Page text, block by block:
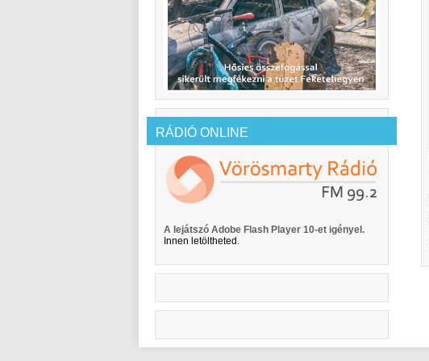
RÁDIÓ ONLINE
A lejátszó Adobe Flash Player 10-et igényel.
Innen letöltheted.